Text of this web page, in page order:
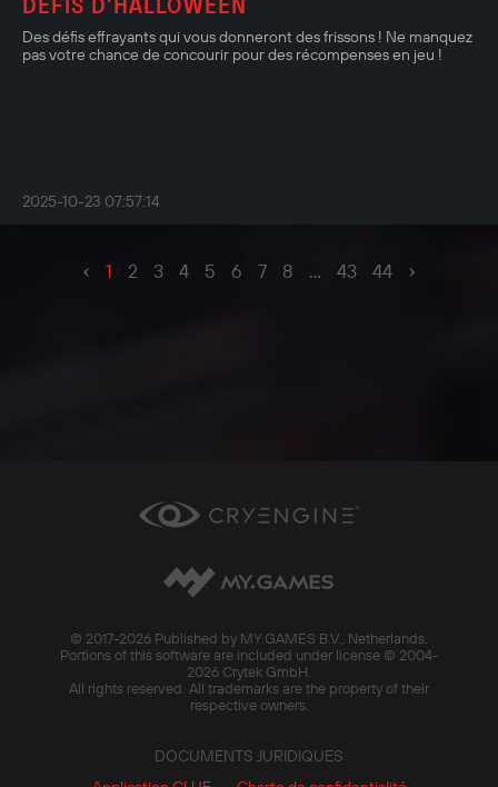
Des défis effrayants qui vous donneront des frissons ! Ne manquez
pas votre chance de concourir pour des récompenses en jeu !
2025-10-23 07:57:14
‹ 1 2 3 4 5 6 7 8 ... 43 44 ›
© 2017-2026 Published by MY.GAMES B.V., Netherlands.
Portions of this software are included under license © 2004-
2026 Crytek GmbH.
All rights reserved. All trademarks are the property of their
respective owners.
DOCUMENTS JURIDIQUES